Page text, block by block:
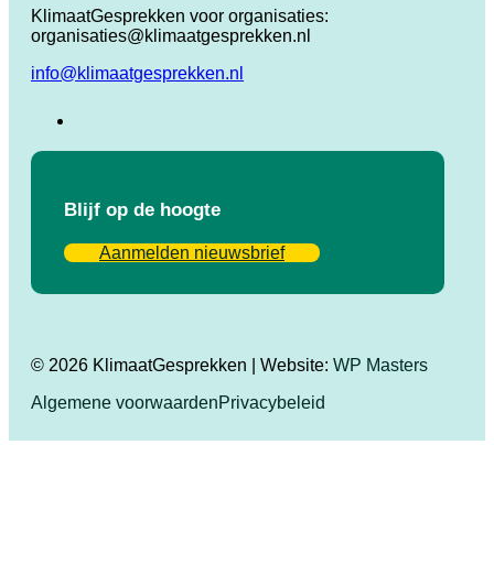
KlimaatGesprekken voor organisaties:
organisaties@klimaatgesprekken.nl
info@klimaatgesprekken.nl
Blijf op de hoogte
Aanmelden nieuwsbrief
© 2026 KlimaatGesprekken | Website: WP Masters
Algemene voorwaardenPrivacybeleid